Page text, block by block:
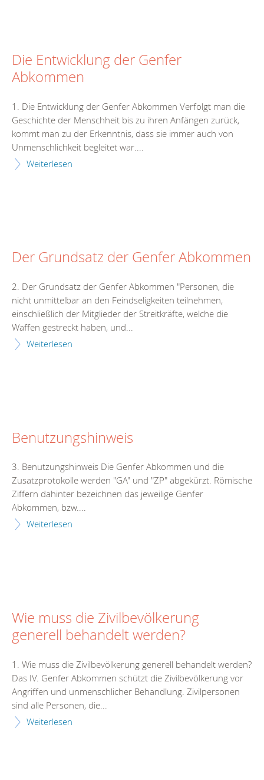
Die Entwicklung der Genfer
Abkommen
1. Die Entwicklung der Genfer Abkommen Verfolgt man die
Geschichte der Menschheit bis zu ihren Anfängen zurück,
kommt man zu der Erkenntnis, dass sie immer auch von
Unmenschlichkeit begleitet war....
Weiterlesen
Der Grundsatz der Genfer Abkommen
2. Der Grundsatz der Genfer Abkommen "Personen, die
nicht unmittelbar an den Feindseligkeiten teilnehmen,
einschließlich der Mitglieder der Streitkräfte, welche die
Waffen gestreckt haben, und...
Weiterlesen
Benutzungshinweis
3. Benutzungshinweis Die Genfer Abkommen und die
Zusatzprotokolle werden "GA" und "ZP" abgekürzt. Römische
Ziffern dahinter bezeichnen das jeweilige Genfer
Abkommen, bzw....
Weiterlesen
Wie muss die Zivilbevölkerung
generell behandelt werden?
1. Wie muss die Zivilbevölkerung generell behandelt werden?
Das IV. Genfer Abkommen schützt die Zivilbevölkerung vor
Angriffen und unmenschlicher Behandlung. Zivilpersonen
sind alle Personen, die...
Weiterlesen